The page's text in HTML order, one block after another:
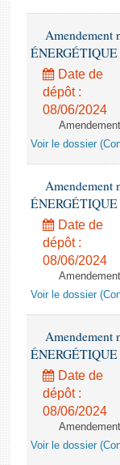
Amendement
ÉNERGÉTIQUE
Date de
dépôt :
08/06/2024
Voir le dossier
Amendement
ÉNERGÉTIQUE
Date de
dépôt :
08/06/2024
Voir le dossier
Amendement
ÉNERGÉTIQUE
Date de
dépôt :
08/06/2024
Voir le dossier